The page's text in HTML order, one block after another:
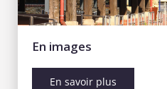
En images
En savoir plus